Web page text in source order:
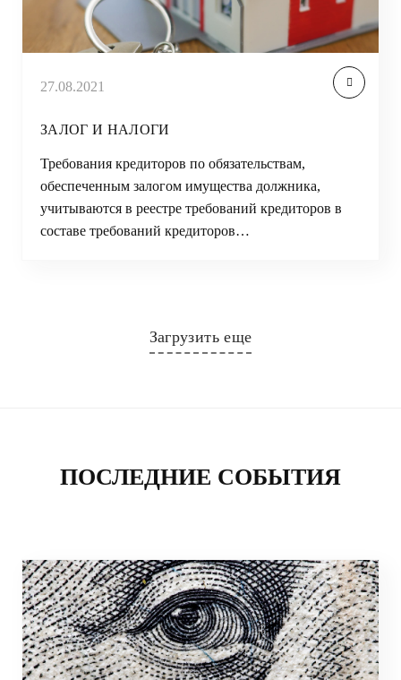
27.08.2021
ЗАЛОГ И НАЛОГИ
Требования кредиторов по обязательствам,
обеспеченным залогом имущества должника,
учитываются в реестре требований кредиторов в
составе требований кредиторов…
Загрузить еще
ПОСЛЕДНИЕ СОБЫТИЯ